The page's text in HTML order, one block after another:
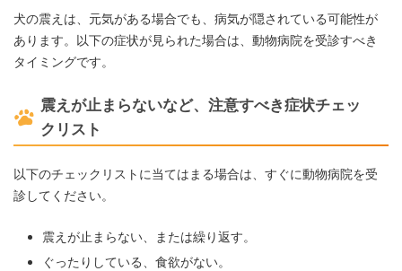
犬の震えは、元気がある場合でも、病気が隠されている可能性が
あります。以下の症状が見られた場合は、動物病院を受診すべき
タイミングです。
震えが止まらないなど、注意すべき症状チェッ
クリスト
以下のチェックリストに当てはまる場合は、すぐに動物病院を受
診してください。
震えが止まらない、または繰り返す。
ぐったりしている、食欲がない。